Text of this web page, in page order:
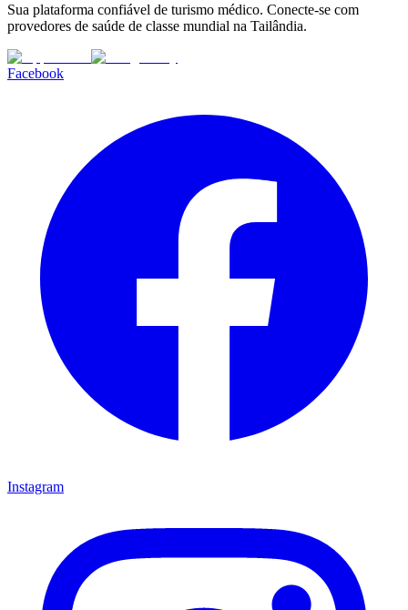
Sua plataforma confiável de turismo médico. Conecte-se com
provedores de saúde de classe mundial na Tailândia.
Facebook
Instagram